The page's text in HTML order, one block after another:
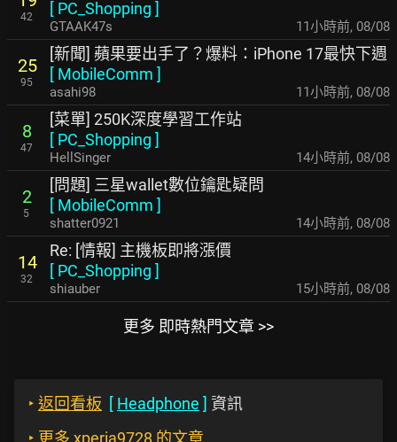
42
[ PC_Shopping ]
GTAAK47s 11小時前, 08/08
25
95
[新聞] 蘋果要出手了？爆料：iPhone 17最快下週
[ MobileComm ]
asahi98 11小時前, 08/08
8
47
[菜單] 250K深度學習工作站
[ PC_Shopping ]
HellSinger 14小時前, 08/08
2
5
[問題] 三星wallet數位鑰匙疑問
[ MobileComm ]
shatter0921 14小時前, 08/08
14
32
Re: [情報] 主機板即將漲價
[ PC_Shopping ]
shiauber 15小時前, 08/08
更多 即時熱門文章 >>
‣ 返回看板 [ Headphone ] 資訊
‣ 更多 xperia9728 的文章